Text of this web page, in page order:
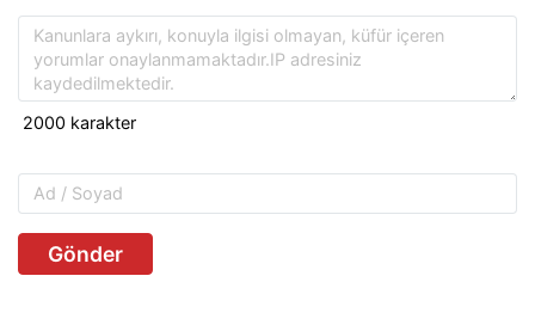
Gönder